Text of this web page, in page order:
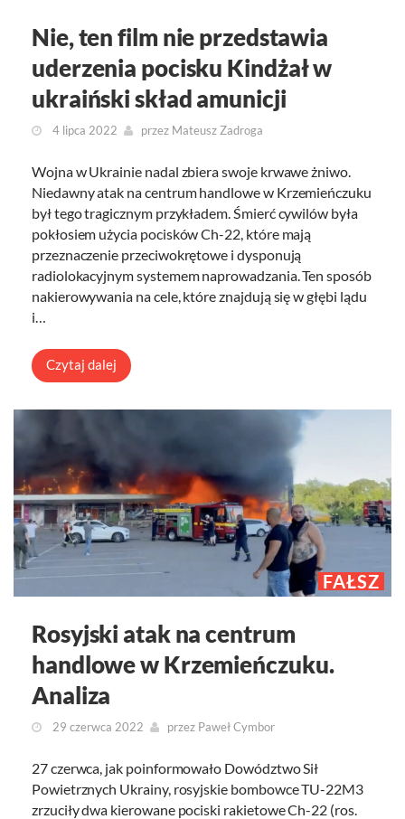
Nie, ten film nie przedstawia
uderzenia pocisku Kindżał w
ukraiński skład amunicji
4 lipca 2022 przez Mateusz Zadroga
Wojna w Ukrainie nadal zbiera swoje krwawe żniwo.
Niedawny atak na centrum handlowe w Krzemieńczuku
był tego tragicznym przykładem. Śmierć cywilów była
pokłosiem użycia pocisków Ch-22, które mają
przeznaczenie przeciwokrętowe i dysponują
radiolokacyjnym systemem naprowadzania. Ten sposób
nakierowywania na cele, które znajdują się w głębi lądu
i…
Czytaj dalej
FAŁSZ
Rosyjski atak na centrum
handlowe w Krzemieńczuku.
Analiza
29 czerwca 2022 przez Paweł Cymbor
27 czerwca, jak poinformowało Dowództwo Sił
Powietrznych Ukrainy, rosyjskie bombowce TU-22M3
zrzuciły dwa kierowane pociski rakietowe Ch-22 (ros.